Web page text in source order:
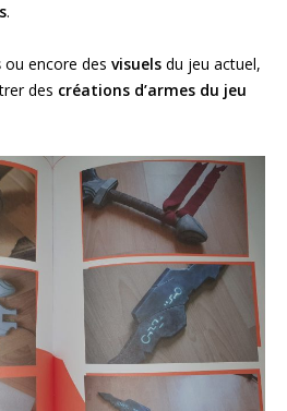
.
ou encore des visuels du jeu actuel,
des créations d’armes du jeu